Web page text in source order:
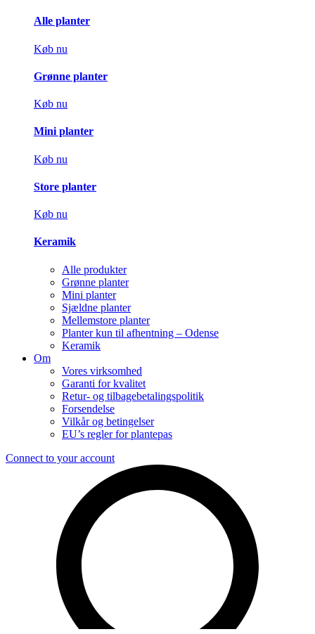
Alle planter
Køb nu
Grønne planter
Køb nu
Mini planter
Køb nu
Store planter
Køb nu
Keramik
Alle produkter
Grønne planter
Mini planter
Sjældne planter
Mellemstore planter
Planter kun til afhentning – Odense
Keramik
Om
Vores virksomhed
Garanti for kvalitet
Retur- og tilbagebetalingspolitik
Forsendelse
Vilkår og betingelser
EU’s regler for plantepas
Connect to your account